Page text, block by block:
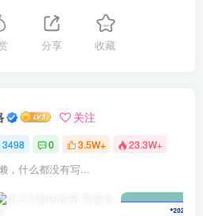
分享 收藏
关注
3498 0 3.5W+ 23.3W+
，什么都没有写...